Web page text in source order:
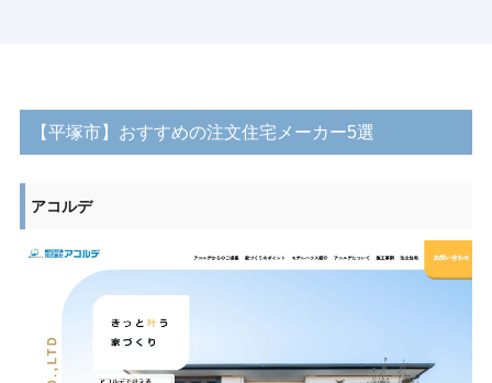
【平塚市】おすすめの注文住宅メーカー5選
アコルデ